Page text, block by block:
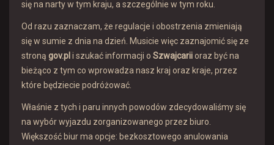
się na narty w tym kraju, a szczególnie w tym roku.
Od razu zaznaczam, że regulacje i obostrzenia zmieniają
się w sumie z dnia na dzień. Musicie więc zaznajomić się ze
stroną gov.pl i szukać informacji o Szwajcariioraz być na
bieżąco z tym co wprowadza nasz kraj oraz kraje, przez
które będziecie podróżować.
Właśnie z tych i paru innych powodów zdecydowaliśmy się
na wybór wyjazdu zorganizowanego przez biuro.
Większość biur ma opcje: bezkosztowego anulowania